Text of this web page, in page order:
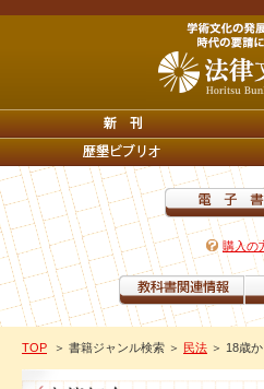
購入の
TOP ＞ 書籍ジャンル検索 ＞ 民法 ＞ 18歳